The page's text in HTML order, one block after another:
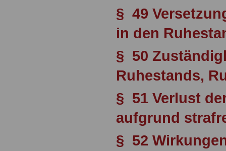
§ 49
in den
§ 50
Ruhestands,
§ 51 Verlust
aufgrund
§ 52